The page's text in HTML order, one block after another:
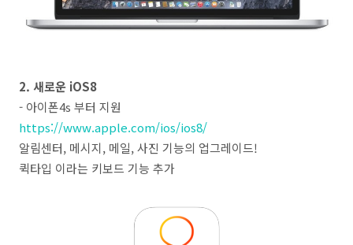
2. 새로운 iOS8
- 아이폰4s 부터 지원
https://www.apple.com/ios/ios8/
알림센터, 메시지, 메일, 사진 기능의 업그레이드!
퀵타입 이라는 키보드 기능 추가